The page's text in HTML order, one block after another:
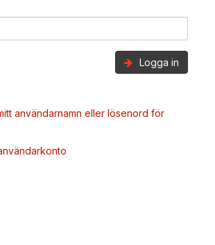
Logga in
användarnamn eller lösenord för